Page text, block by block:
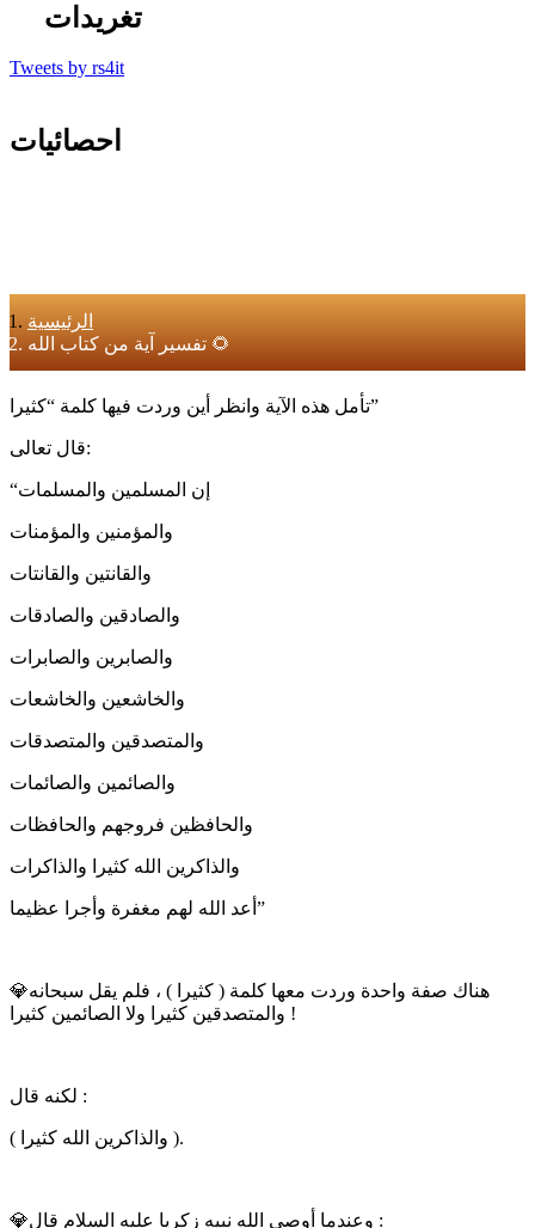
تغريدات
Tweets by rs4it
احصائيات
الرئيسية
تفسير آية من كتاب الله 🌻
تأمل هذه الآية وانظر أين وردت فيها كلمة “كثيرا”
قال تعالى:
“إن المسلمين والمسلمات
والمؤمنين والمؤمنات
والقانتين والقانتات
والصادقين والصادقات
والصابرين والصابرات
والخاشعين والخاشعات
والمتصدقين والمتصدقات
والصائمين والصائمات
والحافظين فروجهم والحافظات
والذاكرين الله كثيرا والذاكرات
أعد الله لهم مغفرة وأجرا عظيما”
💎هناك صفة واحدة وردت معها كلمة ( كثيرا ) ، فلم يقل سبحانه
والمتصدقين كثيرا ولا الصائمين كثيرا !
لكنه قال :
( والذاكرين الله كثيرا ).
💎وعندما أوصى الله نبيه زكريا عليه السلام قال :